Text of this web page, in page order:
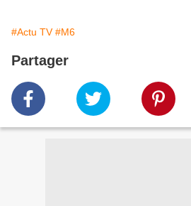
#Actu TV #M6
Partager